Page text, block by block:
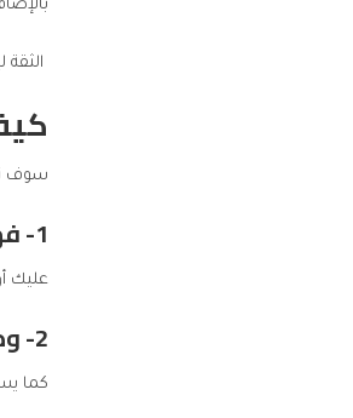
سوف
1- فهم الذات وتقبلها
عليك
2- وضع أهداف بسيطة وواقعية
كما